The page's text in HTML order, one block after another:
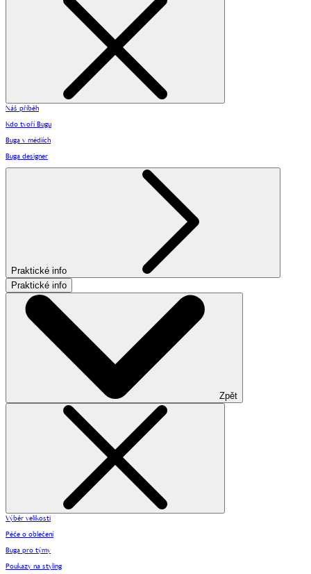
Náš příběh
Kdo tvoří Bugu
Buga v médiích
Buga designer
Praktické info
Praktické info
Zpět
Výběr velikosti
Péče o oblečení
Buga pro týmy
Poukazy na styling